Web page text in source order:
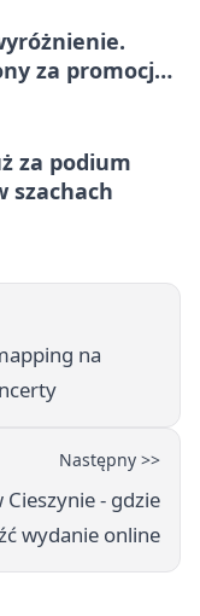
za promocję
za podium
szachach
na
Następny >>
- gdzie
wydanie online